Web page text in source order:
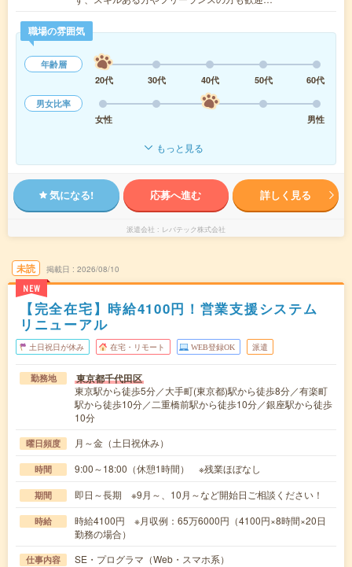
職場の雰囲気
年齢層
20代
30代 40代 50代
60代
男女比率
女性
男性
もっと見る
気になる! 応募へ進む 詳しく見る
派遣会社 レバテック株式会社
未読
NEW
掲載日 2026/08/10
【完全在宅】時給4100円！営業支援システム
リニューアル
土日祝日が休み 在宅・リモート WEB登録OK 派遣
勤務地 東京都千代田区
東京駅から徒歩5分／大手町(東京都)駅から徒歩8分／有楽町
駅から徒歩10分／二重橋前駅から徒歩10分／銀座駅から徒歩
10分
曜日頻度 月～金（土日祝休み）
時間 9:00～18:00（休憩1時間） ※残業ほぼなし
期間 即日～長期 ※9月～、10月～など開始日ご相談ください！
時給
時給4100円 ※月収例：65万6000円（4100円×8時間×20日
勤務の場合）
仕事内容
SE・プログラマ（Web・スマホ系）